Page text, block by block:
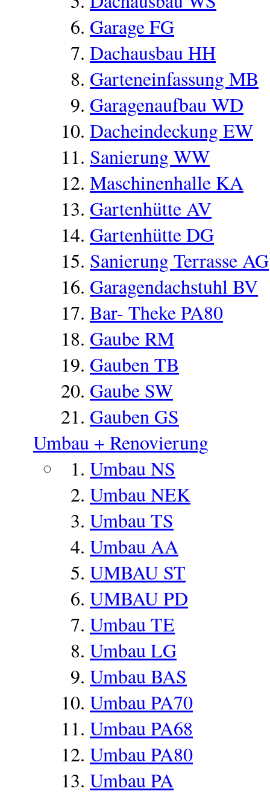
Garage FG
Dachausbau HH
Garteneinfassung MB
Garagenaufbau WD
Dacheindeckung EW
Sanierung WW
Maschinenhalle KA
Gartenhütte AV
Gartenhütte DG
Sanierung Terrasse AG
Garagendachstuhl BV
Bar- Theke PA80
Gaube RM
Gauben TB
Gaube SW
Gauben GS
Umbau + Renovierung
Umbau NS
Umbau NEK
Umbau TS
Umbau AA
UMBAU ST
UMBAU PD
Umbau TE
Umbau LG
Umbau BAS
Umbau PA70
Umbau PA68
Umbau PA80
Umbau PA